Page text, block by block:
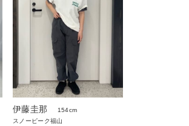
伊藤圭那
154cm
スノーピーク福山